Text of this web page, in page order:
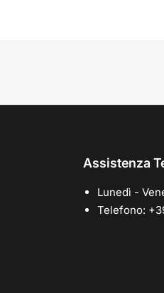
Assistenza
Lunedì -
Telefono: